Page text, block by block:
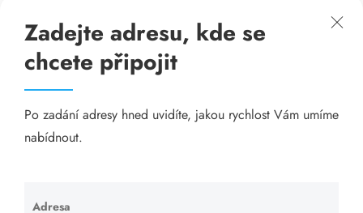
Připojení k internetu
Odkazy
Katalog A-seznam.cz
Visací zámky - TOKOZ
Zadejte adresu, kde se
chcete připojit
Po zadání adresy hned uvidíte, jakou rychlost Vám umíme
nabídnout.
Adresa